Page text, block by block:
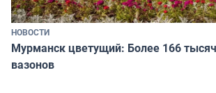
НОВОСТИ
Мурманск цветущий: Более 166
вазонов